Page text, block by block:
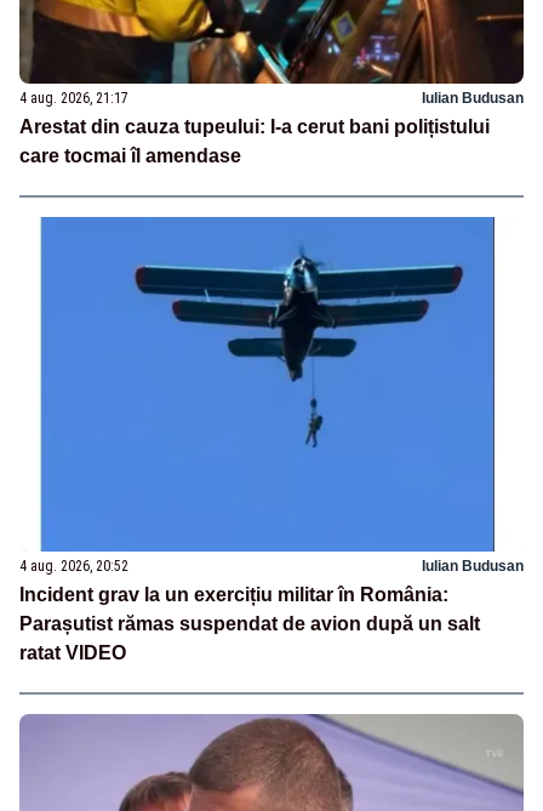
4 aug. 2026, 21:17 Iulian Budusan
Arestat din cauza tupeului: I-a cerut bani polițistului
care tocmai îl amendase
4 aug. 2026, 20:52 Iulian Budusan
Incident grav la un exercițiu militar în România:
Parașutist rămas suspendat de avion după un salt
ratat VIDEO